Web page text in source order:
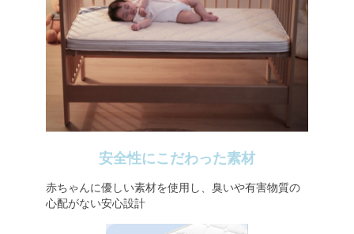
安全性にこだわった素材
赤ちゃんに優しい素材を使用し、臭いや有害物質の
心配がない安心設計